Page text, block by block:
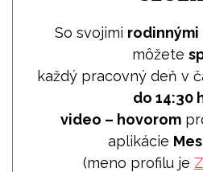
So svojimi rodinnými
môžete
každý pracovný deň v
do 14:30
video – hovorom
aplikácie
(meno profilu je